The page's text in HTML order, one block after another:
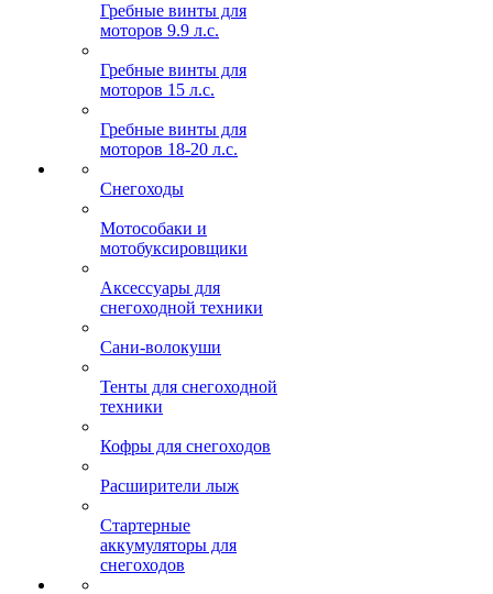
Гребные винты для
моторов 9.9 л.с.
Гребные винты для
моторов 15 л.с.
Гребные винты для
моторов 18-20 л.с.
Снегоходы
Мотособаки и
мотобуксировщики
Аксессуары для
снегоходной техники
Сани-волокуши
Тенты для снегоходной
техники
Кофры для снегоходов
Расширители лыж
Стартерные
аккумуляторы для
снегоходов